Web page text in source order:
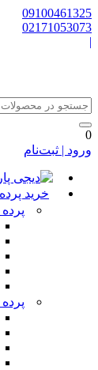
09100461325
02171053073
|
0
ورود | ثبت‌نام
خرید پرده
پرده